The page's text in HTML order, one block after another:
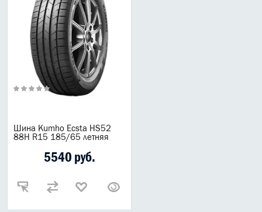
Распродажа Gazpromneft
Шины
Летние шины
Зимние шины
Шипованные шины
Nokian
Шина Kumho Ecsta HS52
88H R15 185/65 летняя
5540 руб.